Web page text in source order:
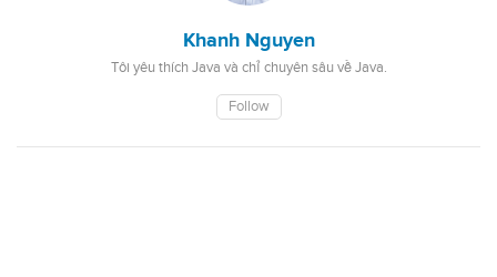
Khanh Nguyen
Tôi yêu thích Java và chỉ chuyên sâu về Java.
Follow